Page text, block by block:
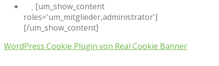
[um_show_content
roles='um_mitglieder,administrator']
[/um_show_content]
WordPress Cookie Plugin von Real Cookie Banner